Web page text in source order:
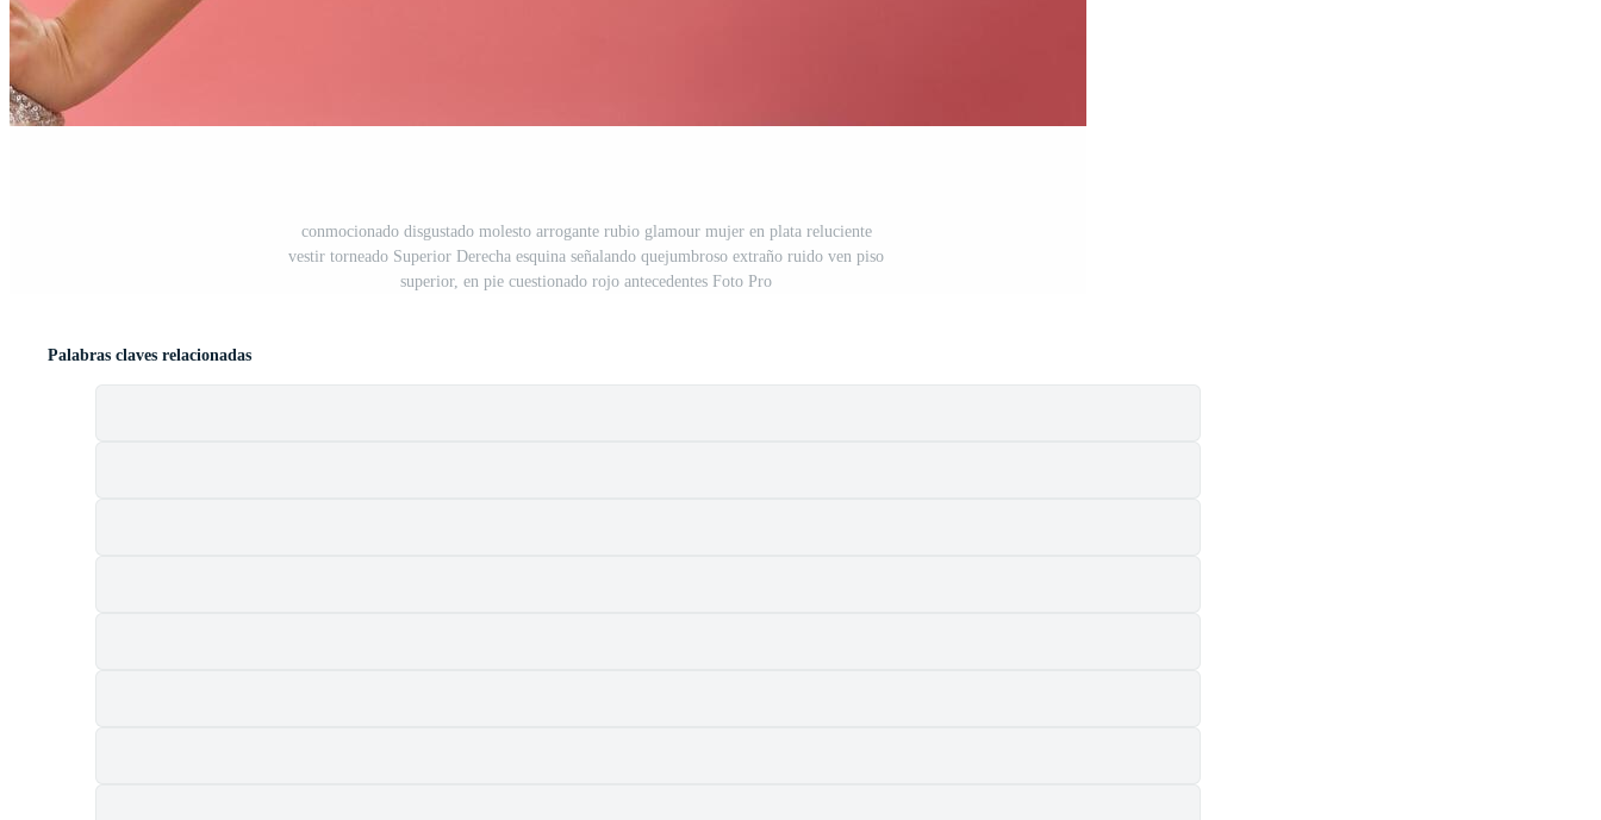
conmocionado disgustado molesto arrogante rubio glamour mujer en plata reluciente
vestir torneado Superior Derecha esquina señalando quejumbroso extraño ruido ven piso
superior, en pie cuestionado rojo antecedentes Foto Pro
Palabras claves relacionadas